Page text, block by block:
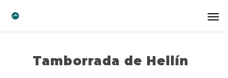
Tamborrada de Hellín